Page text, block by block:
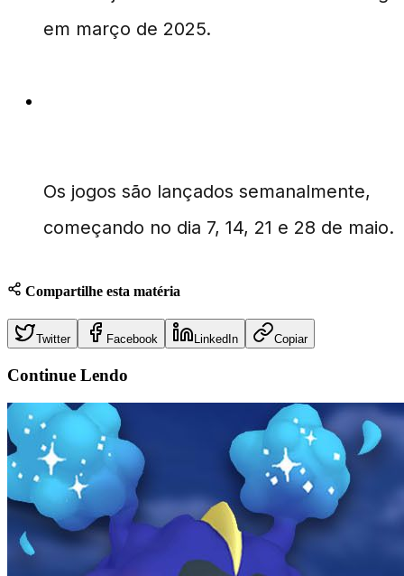
em março de 2025.
Os jogos são lançados semanalmente,
começando no dia 7, 14, 21 e 28 de maio.
Compartilhe esta matéria
Twitter Facebook LinkedIn Copiar
Continue Lendo